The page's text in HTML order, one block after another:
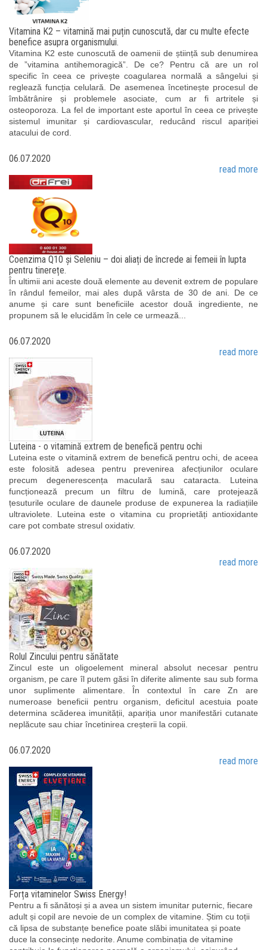
Vitamina K2 – vitamină mai puțin cunoscută, dar cu multe efecte
benefice asupra organismului.
Vitamina K2 este cunoscută de oamenii de știință sub denumirea
de ”vitamina antihemoragică”. De ce? Pentru că are un rol
specific în ceea ce privește coagularea normală a sângelui și
reglează funcția celulară. De asemenea încetinește procesul de
îmbătrânire și problemele asociate, cum ar fi artritele și
osteoporoza. La fel de important este aportul în ceea ce privește
sistemul imunitar și cardiovascular, reducând riscul apariției
atacului de cord.
06.07.2020
read more
Coenzima Q10 și Seleniu – doi aliați de încrede ai femeii în lupta
pentru tinerețe.
În ultimii ani aceste două elemente au devenit extrem de populare
în rândul femeilor, mai ales după vârsta de 30 de ani. De ce
anume și care sunt beneficiile acestor două ingrediente, ne
propunem să le elucidăm în cele ce urmează...
06.07.2020
read more
Luteina - o vitamină extrem de benefică pentru ochi
Luteina este o vitamină extrem de benefică pentru ochi, de aceea
este folosită adesea pentru prevenirea afecțiunilor oculare
precum degenerescența maculară sau cataracta. Luteina
funcționează precum un filtru de lumină, care protejează
țesuturile oculare de daunele produse de expunerea la radiațiile
ultraviolete. Luteina este o vitamina cu proprietăți antioxidante
care pot combate stresul oxidativ.
06.07.2020
read more
Rolul Zincului pentru sănătate
Zincul este un oligoelement mineral absolut necesar pentru
organism, pe care îl putem găsi în diferite alimente sau sub forma
unor suplimente alimentare. În contextul în care Zn are
numeroase beneficii pentru organism, deficitul acestuia poate
determina scăderea imunității, apariția unor manifestări cutanate
neplăcute sau chiar încetinirea creșterii la copii.
06.07.2020
read more
Forța vitaminelor Swiss Energy!
Pentru a fi sănătoși și a avea un sistem imunitar puternic, fiecare
adult și copil are nevoie de un complex de vitamine. Știm cu toții
că lipsa de substanțe benefice poate slăbi imunitatea și poate
duce la consecințe nedorite. Anume combinația de vitamine